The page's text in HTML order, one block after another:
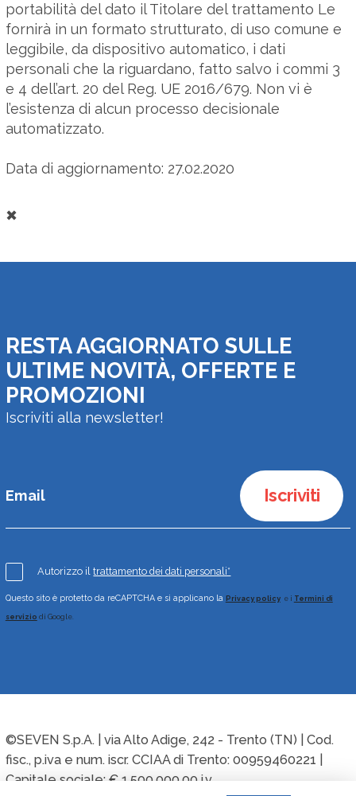
portabilità del dato il Titolare del trattamento Le
fornirà in un formato strutturato, di uso comune e
leggibile, da dispositivo automatico, i dati
personali che la riguardano, fatto salvo i commi 3
e 4 dell’art. 20 del Reg. UE 2016/679. Non vi è
l’esistenza di alcun processo decisionale
automatizzato.
Data di aggiornamento: 27.02.2020
✖
RESTA AGGIORNATO SULLE
ULTIME NOVITÀ, OFFERTE E
PROMOZIONI
Iscriviti alla newsletter!
Iscriviti
Autorizzo iltrattamento dei dati personali*
Questo sito è protetto da reCAPTCHA e si applicano la Privacy policye i Termini di
servizio di Google.
©SEVEN S.p.A. | via Alto Adige, 242 - Trento (TN) | Cod.
fisc., p.iva e num. iscr. CCIAA di Trento: 00959460221 |
Capitale sociale: € 1.500.000,00 i.v.